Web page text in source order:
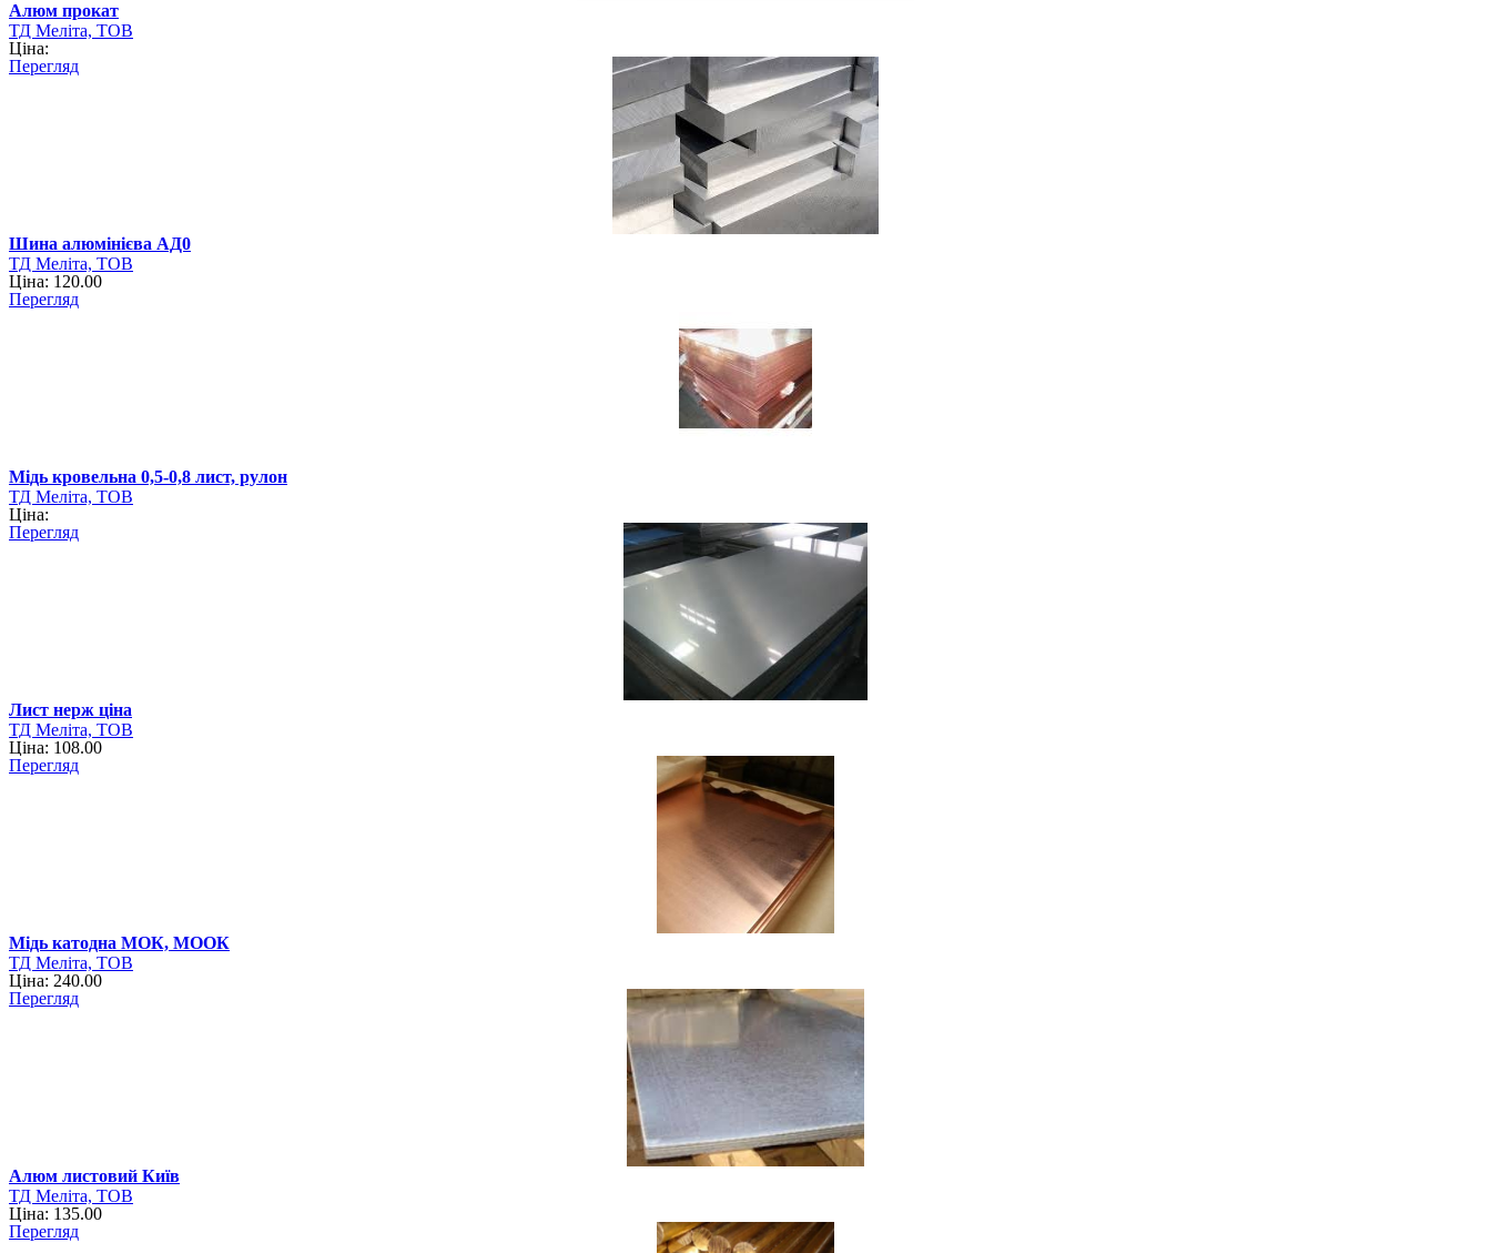
Алюм прокат
ТД Меліта, ТОВ
Ціна:
Перегляд
Шина алюмінієва АД0
ТД Меліта, ТОВ
Ціна: 120.00
Перегляд
Мідь кровельна 0,5-0,8 лист, рулон
ТД Меліта, ТОВ
Ціна:
Перегляд
Лист нерж ціна
ТД Меліта, ТОВ
Ціна: 108.00
Перегляд
Мідь катодна МОК, МООК
ТД Меліта, ТОВ
Ціна: 240.00
Перегляд
Алюм листовий Київ
ТД Меліта, ТОВ
Ціна: 135.00
Перегляд